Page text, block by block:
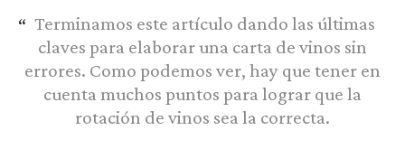
Terminamos este artículo dando las últimas
claves para elaborar una carta de vinos sin
errores. Como podemos ver, hay que tener en
cuenta muchos puntos para lograr que la
rotación de vinos sea la correcta.